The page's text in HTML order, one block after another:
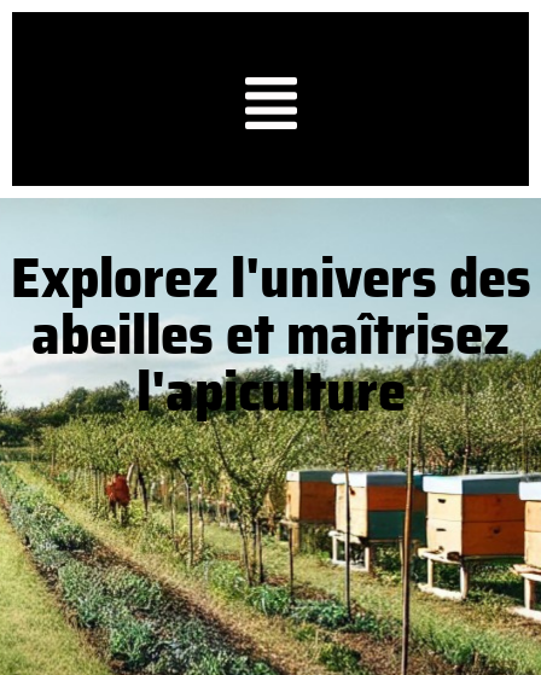
Explorez l'univers des
abeilles et maîtrisez
l'apiculture